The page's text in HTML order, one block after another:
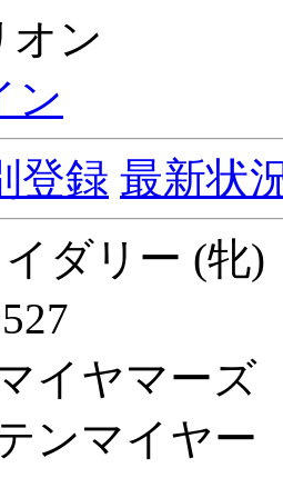
オン
ン
登録 最新状
ダリー (牝)
イヤマーズ
ンマイヤー